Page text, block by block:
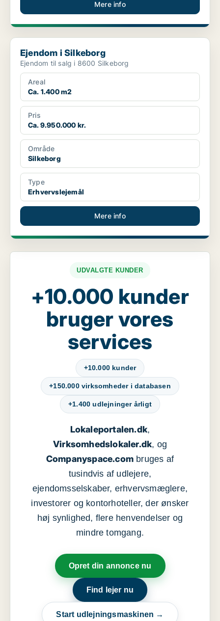
Mere info
Ejendom i Silkeborg
Ejendom i Silkeborg
Ejendom til salg i 8600 Silkeborg
Areal
Ca. 1.400 m2
Pris
Ca. 9.950.000 kr.
Område
Silkeborg
Type
Erhvervslejemål
Mere info
UDVALGTE KUNDER
+10.000 kunder
bruger vores
services
+10.000 kunder
+150.000 virksomheder i databasen
+1.400 udlejninger årligt
Lokaleportalen.dk,
Virksomhedslokaler.dk, og
Companyspace.com bruges af
tusindvis af udlejere,
ejendomsselskaber, erhvervsmæglere,
investorer og kontorhoteller, der ønsker
høj synlighed, flere henvendelser og
mindre tomgang.
Opret din annonce nu
Find lejer nu
Start udlejningsmaskinen →